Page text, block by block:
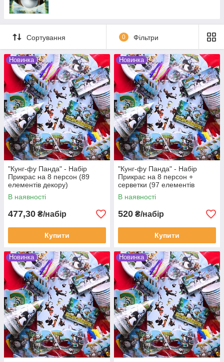
Сортування 0 Фільтри
Новинка
"Кунг-фу Панда" - Набір
Прикрас на 8 персон (89
елементів декору)
В наявності
477,30 ₴/набір
Купити
Новинка
"Кунг-фу Панда" - Набір
Прикрас на 8 персон +
серветки (97 елементів
декора)
В наявності
520 ₴/набір
Купити
Новинка Новинка